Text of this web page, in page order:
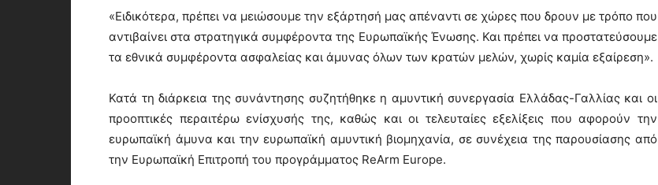
«Ειδικότερα, πρέπει να μειώσουμε την εξάρτησή μας απέναντι σε χώρες που δρουν με τρόπο που
αντιβαίνει στα στρατηγικά συμφέροντα της Ευρωπαϊκής Ένωσης. Και πρέπει να προστατεύσουμε
τα εθνικά συμφέροντα ασφαλείας και άμυνας όλων των κρατών μελών, χωρίς καμία εξαίρεση».
Κατά τη διάρκεια της συνάντησης συζητήθηκε η αμυντική συνεργασία Ελλάδας-Γαλλίας και οι
προοπτικές περαιτέρω ενίσχυσής της, καθώς και οι τελευταίες εξελίξεις που αφορούν την
ευρωπαϊκή άμυνα και την ευρωπαϊκή αμυντική βιομηχανία, σε συνέχεια της παρουσίασης από
την Ευρωπαϊκή Επιτροπή του προγράμματος ReArm Europe.